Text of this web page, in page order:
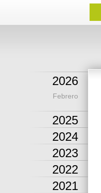
2026
Febrero
2025
2024
2023
2022
2021